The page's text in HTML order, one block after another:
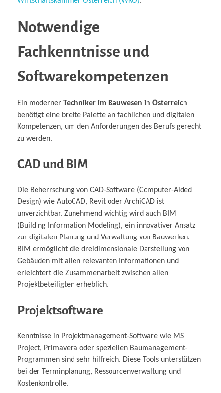
Notwendige
Fachkenntnisse und
Softwarekompetenzen
Ein moderner Techniker im Bauwesen in Österreich
benötigt eine breite Palette an fachlichen und digitalen
Kompetenzen, um den Anforderungen des Berufs gerecht
zu werden.
CAD und BIM
Die Beherrschung von CAD-Software (Computer-Aided
Design) wie AutoCAD, Revit oder ArchiCAD ist
unverzichtbar. Zunehmend wichtig wird auch BIM
(Building Information Modeling), ein innovativer Ansatz
zur digitalen Planung und Verwaltung von Bauwerken.
BIM ermöglicht die dreidimensionale Darstellung von
Gebäuden mit allen relevanten Informationen und
erleichtert die Zusammenarbeit zwischen allen
Projektbeteiligten erheblich.
Projektsoftware
Kenntnisse in Projektmanagement-Software wie MS
Project, Primavera oder speziellen Baumanagement-
Programmen sind sehr hilfreich. Diese Tools unterstützen
bei der Terminplanung, Ressourcenverwaltung und
Kostenkontrolle.